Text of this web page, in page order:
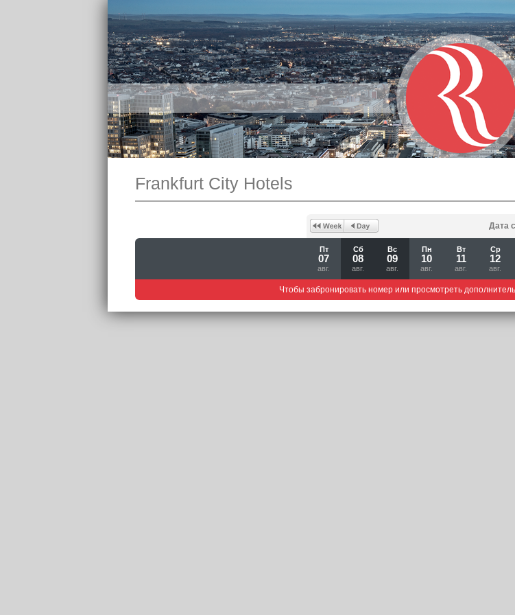
Frankfurt City Hotels
Дата с
Пт
07
авг.
Сб
08
авг.
Вс
09
авг.
Пн
10
авг.
Вт
11
авг.
Ср
12
авг.
Чтобы забронировать номер или просмотреть